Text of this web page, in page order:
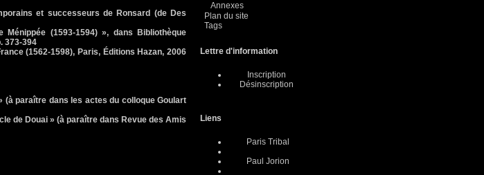
et successeurs de Ronsard (de Des
(1593-1594) », dans Bibliothèque
373-394
(1562-1598), Paris, Éditions Hazan, 2006
paraître dans les actes du colloque Goulart
de Douai » (à paraître dans Revue des Amis
Annexes
Plan du site
Tags
Lettre d'information
Inscription
Désinscription
Liens
Paris Tribal
Paul Jorion